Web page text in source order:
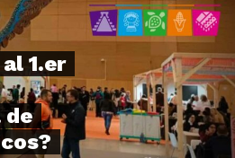
1.er
de